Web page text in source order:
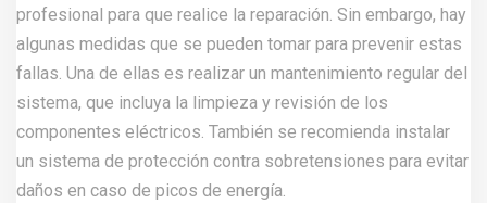
profesional para que realice la reparación. Sin embargo, hay
algunas medidas que se pueden tomar para prevenir estas
fallas. Una de ellas es realizar un mantenimiento regular del
sistema, que incluya la limpieza y revisión de los
componentes eléctricos. También se recomienda instalar
un sistema de protección contra sobretensiones para evitar
daños en caso de picos de energía.